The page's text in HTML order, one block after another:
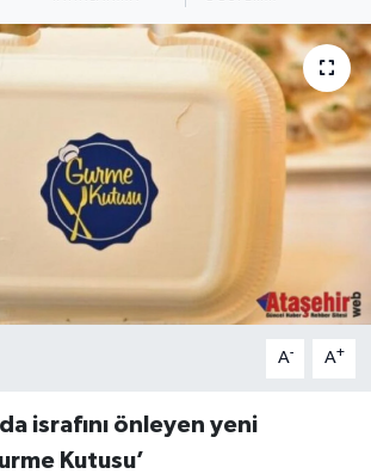
A- A+
israfını önleyen yeni
Kutusu’